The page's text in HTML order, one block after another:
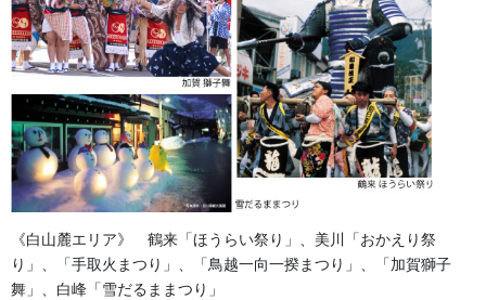
《白山麓エリア》 鶴来「ほうらい祭り」、美川「おかえり祭
り」、「手取火まつり」、「鳥越一向一揆まつり」、「加賀獅子
舞」、白峰「雪だるままつり」